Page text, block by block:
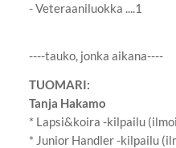
- Veteraaniluokka ....1
----tauko, jonka aikana----
TUOMARI:
Tanja Hakamo
* Lapsi&koira -kilpailu
* Junior Handler -kilpailu